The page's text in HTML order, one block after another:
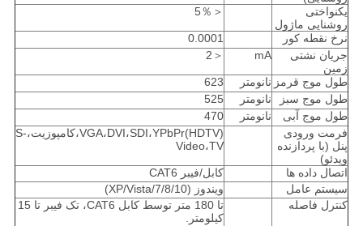
یکنواختی
روشنایی ماژول
＜5％
نرخ نقطه کور
0.0001
جریان نشتی
زمین
mA
＜2
طول موج قرمز نانومتر
623
طول موج سبز
نانومتر
525
طول موج آبی
نانومتر
470
فرمت ورودی
پنل (با پردازنده
ویدئو)
VGA،DVI،SDI،YPbPr(HDTV)،کامپوزیت،S-
Video،TV
اتصال داده ها
کابل/فیبر CAT6
سیستم عامل
ویندوز (XP/Vista/7/8/10)
کنترل فاصله
تا 180 متر توسط کابل CAT6، تک فیبر تا 15
کیلومتر.